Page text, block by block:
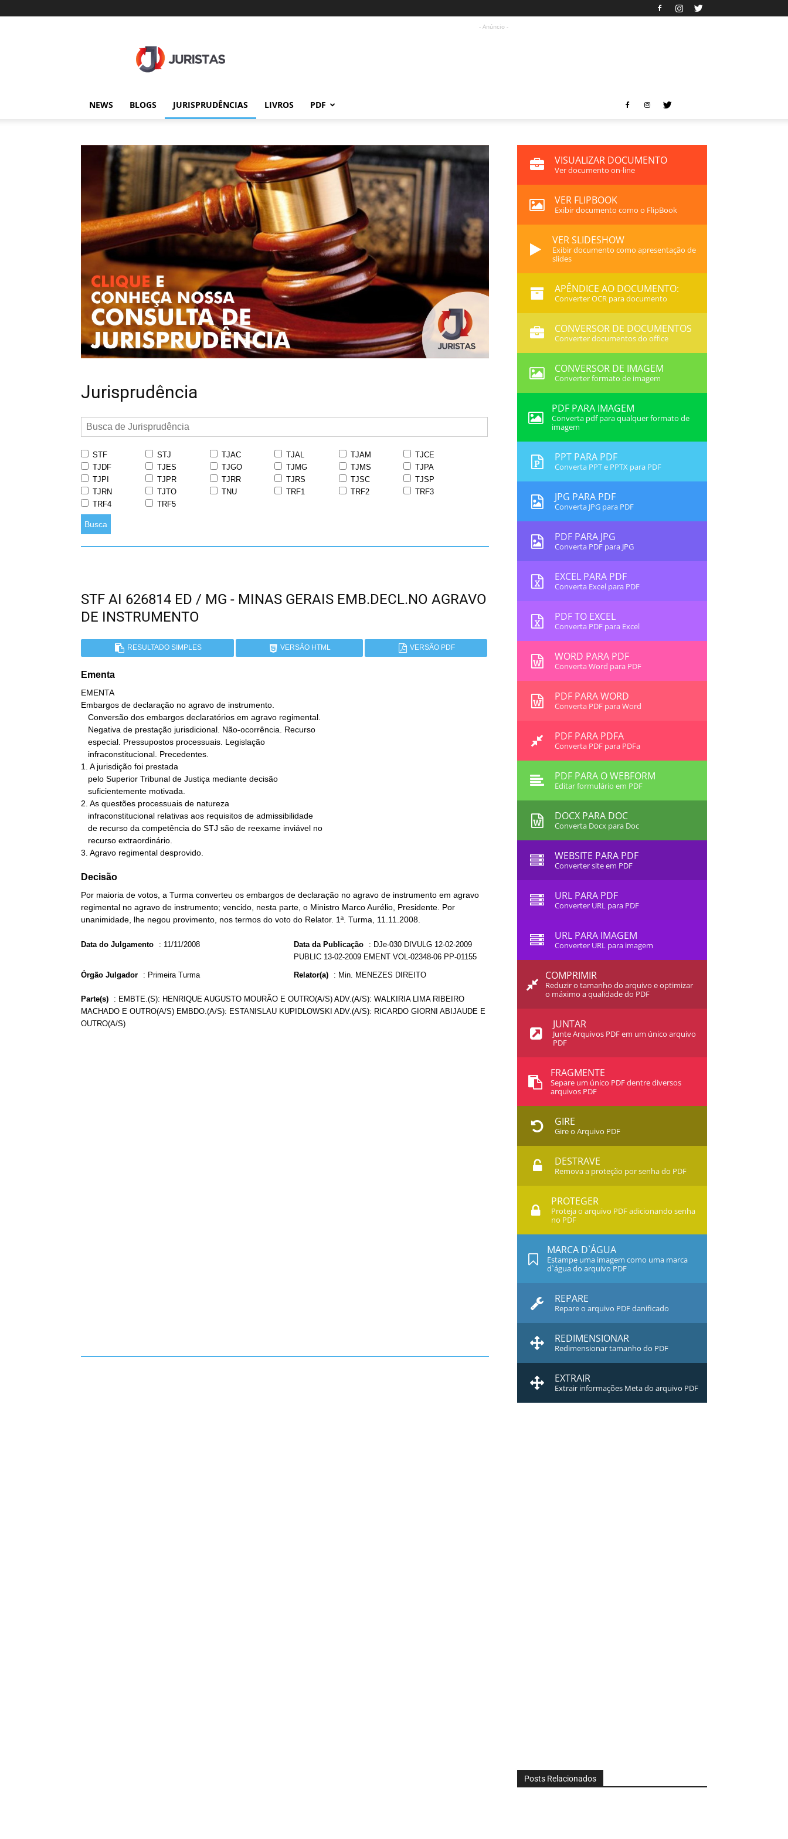
- Anúncio -
NEWS BLOGS JURISPRUDÊNCIAS LIVROS PDF
Jurisprudência
STF STJ TJAC TJAL TJAM
TJCE
TJDF
TJES TJGO TJMG TJMS
TJPA
TJPI
TJPR TJRR TJRS TJSC
TJSP
TJRN
TJTO TNU TRF1 TRF2
TRF3
TRF4
TRF5
Busca
STF AI 626814 ED / MG - MINAS GERAIS EMB.DECL.NO AGRAVO
DE INSTRUMENTO
RESULTADO SIMPLES VERSÃO HTML VERSÃO PDF
Ementa
EMENTA
Embargos de declaração no agravo de instrumento.
1. A jurisdição foi prestada
2. As questões processuais de natureza
3. Agravo regimental desprovido.
Decisão
Por maioria de votos, a Turma converteu os embargos de declaração no agravo de instrumento em agravo
regimental no agravo de instrumento; vencido, nesta parte, o Ministro Marco Aurélio, Presidente. Por
unanimidade, lhe negou provimento, nos termos do voto do Relator. 1ª. Turma, 11.11.2008.
Data do Julgamento : 11/11/2008 Data da Publicação : DJe-030 DIVULG 12-02-2009
PUBLIC 13-02-2009 EMENT VOL-02348-06 PP-01155
Órgão Julgador : Primeira Turma Relator(a) : Min. MENEZES DIREITO
Parte(s) : EMBTE.(S): HENRIQUE AUGUSTO MOURÃO E OUTRO(A/S) ADV.(A/S): WALKIRIA LIMA RIBEIRO
MACHADO E OUTRO(A/S) EMBDO.(A/S): ESTANISLAU KUPIDLOWSKI ADV.(A/S): RICARDO GIORNI ABIJAUDE E
OUTRO(A/S)
VISUALIZAR DOCUMENTO
Ver documento on-line
VER FLIPBOOK
Exibir documento como o FlipBook
VER SLIDESHOW
Exibir documento como apresentação de
slides
APÊNDICE AO DOCUMENTO:
Converter OCR para documento
CONVERSOR DE DOCUMENTOS
Converter documentos do office
CONVERSOR DE IMAGEM
Converter formato de imagem
PDF PARA IMAGEM
Converta pdf para qualquer formato de
imagem
PPT PARA PDF
Converta PPT e PPTX para PDF
JPG PARA PDF
Converta JPG para PDF
PDF PARA JPG
Converta PDF para JPG
EXCEL PARA PDF
Converta Excel para PDF
PDF TO EXCEL
Converta PDF para Excel
WORD PARA PDF
Converta Word para PDF
PDF PARA WORD
Converta PDF para Word
PDF PARA PDFA
Converta PDF para PDFa
PDF PARA O WEBFORM
Editar formulário em PDF
DOCX PARA DOC
Converta Docx para Doc
WEBSITE PARA PDF
Converter site em PDF
URL PARA PDF
Converter URL para PDF
URL PARA IMAGEM
Converter URL para imagem
COMPRIMIR
Reduzir o tamanho do arquivo e optimizar
o máximo a qualidade do PDF
JUNTAR
Junte Arquivos PDF em um único arquivo
PDF
FRAGMENTE
Separe um único PDF dentre diversos
arquivos PDF
GIRE
Gire o Arquivo PDF
DESTRAVE
Remova a proteção por senha do PDF
PROTEGER
Proteja o arquivo PDF adicionando senha
no PDF
MARCA D`ÁGUA
Estampe uma imagem como uma marca
d`água do arquivo PDF
REPARE
Repare o arquivo PDF danificado
REDIMENSIONAR
Redimensionar tamanho do PDF
EXTRAIR
Extrair informações Meta do arquivo PDF
Posts Relacionados